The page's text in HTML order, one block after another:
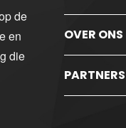
de
en
die
OVER ONS
PARTNERS